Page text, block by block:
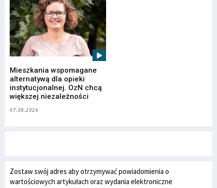
Mieszkania wspomagane
alternatywą dla opieki
instytucjonalnej. OzN chcą
większej niezależności
07.08.2026
Zostaw swój adres aby otrzymywać powiadomienia o
wartościowych artykułach oraz wydania elektroniczne